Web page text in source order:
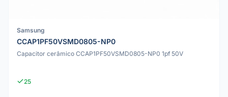
Samsung
CCAP1PF50VSMD0805-NP0
Capacitor cerâmico CCAP1PF50VSMD0805-NP0 1pf 50V
25